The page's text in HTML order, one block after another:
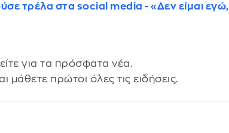
τρέλα στα social media - «Δεν είμαι εγώ,
για τα πρόσφατα νέα.
μάθετε πρώτοι όλες τις ειδήσεις.